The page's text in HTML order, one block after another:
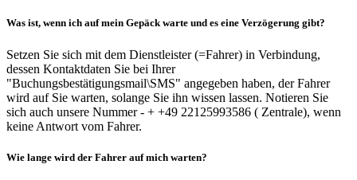
Was ist, wenn ich auf mein Gepäck warte und es eine Verzögerung gibt?
Setzen Sie sich mit dem Dienstleister (=Fahrer) in Verbindung,
dessen Kontaktdaten Sie bei Ihrer
"Buchungsbestätigungsmail\SMS" angegeben haben, der Fahrer
wird auf Sie warten, solange Sie ihn wissen lassen. Notieren Sie
sich auch unsere Nummer - + +49 22125993586 ( Zentrale), wenn
keine Antwort vom Fahrer.
Wie lange wird der Fahrer auf mich warten?